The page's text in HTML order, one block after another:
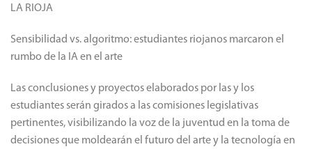
LA RIOJA
Sensibilidad vs. algoritmo: estudiantes riojanos marcaron el
rumbo de la IA en el arte
Las conclusiones y proyectos elaborados por las y los
estudiantes serán girados a las comisiones legislativas
pertinentes, visibilizando la voz de la juventud en la toma de
decisiones que moldearán el futuro del arte y la tecnología en